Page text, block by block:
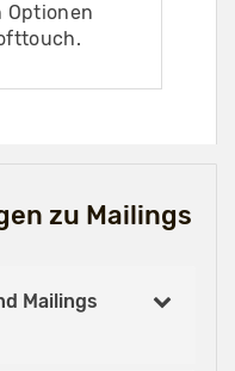
Optionen
zu Mailings
Mailings